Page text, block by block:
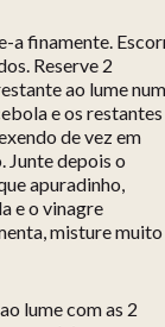
a finamente.
Reserve 2
ao lume num
e os restantes
de vez em
Junte depois o
apuradinho,
e o vinagre
misture muito
lume com as 2